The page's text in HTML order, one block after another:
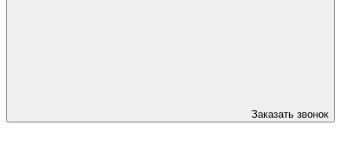
Заказать звонок